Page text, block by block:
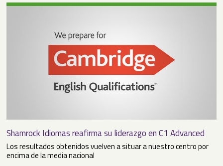
Shamrock Idiomas reafirma su liderazgo en C1 Advanced
Los resultados obtenidos vuelven a situar a nuestro centro por
encima de la media nacional